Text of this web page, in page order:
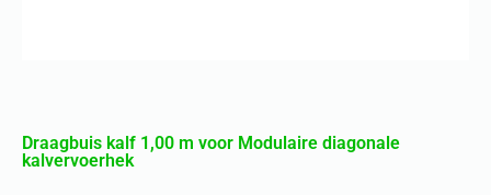
Draagbuis kalf 1,00 m voor Modulaire diagonale
kalvervoerhek